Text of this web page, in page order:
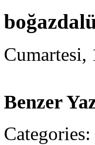
Cumartesi,
Benzer
Categories: